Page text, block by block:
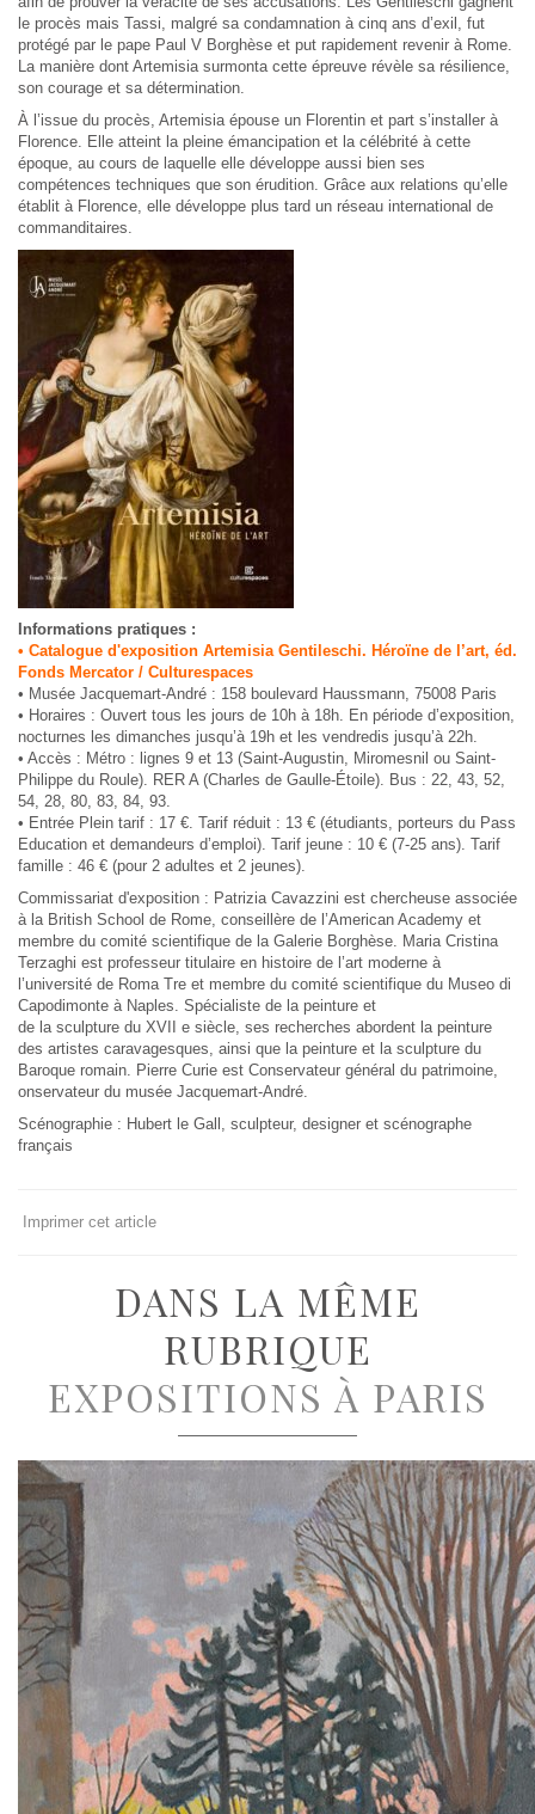
le procès mais Tassi, malgré sa condamnation à cinq ans d’exil, fut
protégé par le pape Paul V Borghèse et put rapidement revenir à Rome.
La manière dont Artemisia surmonta cette épreuve révèle sa résilience,
son courage et sa détermination.
À l’issue du procès, Artemisia épouse un Florentin et part s’installer à
Florence. Elle atteint la pleine émancipation et la célébrité à cette
époque, au cours de laquelle elle développe aussi bien ses
compétences techniques que son érudition. Grâce aux relations qu’elle
établit à Florence, elle développe plus tard un réseau international de
commanditaires.
Informations pratiques :
• Catalogue d'exposition Artemisia Gentileschi. Héroïne de l’art, éd.
Fonds Mercator / Culturespaces
• Musée Jacquemart-André : 158 boulevard Haussmann, 75008 Paris
• Horaires : Ouvert tous les jours de 10h à 18h. En période d’exposition,
nocturnes les dimanches jusqu’à 19h et les vendredis jusqu’à 22h.
• Accès : Métro : lignes 9 et 13 (Saint-Augustin, Miromesnil ou Saint-
Philippe du Roule). RER A (Charles de Gaulle-Étoile). Bus : 22, 43, 52,
54, 28, 80, 83, 84, 93.
• Entrée Plein tarif : 17 €. Tarif réduit : 13 € (étudiants, porteurs du Pass
Education et demandeurs d’emploi). Tarif jeune : 10 € (7-25 ans). Tarif
famille : 46 € (pour 2 adultes et 2 jeunes).
Commissariat d'exposition : Patrizia Cavazzini est chercheuse associée
à la British School de Rome, conseillère de l’American Academy et
membre du comité scientifique de la Galerie Borghèse. Maria Cristina
Terzaghi est professeur titulaire en histoire de l’art moderne à
l’université de Roma Tre et membre du comité scientifique du Museo di
Capodimonte à Naples. Spécialiste de la peinture et
de la sculpture du XVII e siècle, ses recherches abordent la peinture
des artistes caravagesques, ainsi que la peinture et la sculpture du
Baroque romain. Pierre Curie est Conservateur général du patrimoine,
onservateur du musée Jacquemart-André.
Scénographie : Hubert le Gall, sculpteur, designer et scénographe
français
Imprimer cet article
DANS LA MÊME
RUBRIQUE
EXPOSITIONS À PARIS